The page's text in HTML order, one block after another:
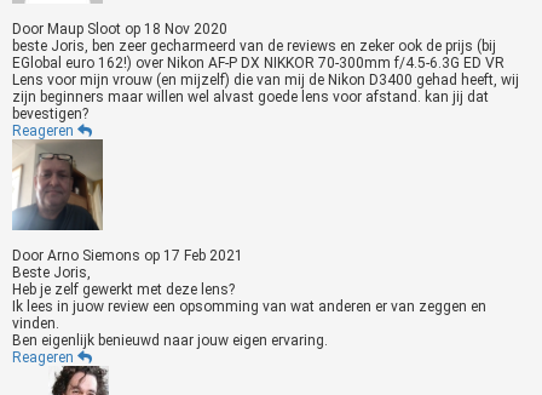
Door Maup Sloot op 18 Nov 2020
beste Joris, ben zeer gecharmeerd van de reviews en zeker ook de prijs (bij
EGlobal euro 162!) over Nikon AF-P DX NIKKOR 70-300mm f/4.5-6.3G ED VR
Lens voor mijn vrouw (en mijzelf) die van mij de Nikon D3400 gehad heeft, wij
zijn beginners maar willen wel alvast goede lens voor afstand. kan jij dat
bevestigen?
Reageren
Door Arno Siemons op 17 Feb 2021
Beste Joris,
Heb je zelf gewerkt met deze lens?
Ik lees in juow review een opsomming van wat anderen er van zeggen en
vinden.
Ben eigenlijk benieuwd naar jouw eigen ervaring.
Reageren